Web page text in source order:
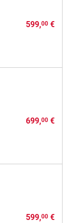
599,00€
699,00€
599,00€